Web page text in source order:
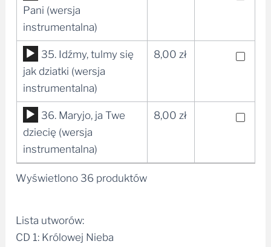
plików
dźwiękowych
Pani (wersja
instrumentalna)
Odtwarzacz
plików
dźwiękowych
35. Idźmy, tulmy się
jak dziatki (wersja
instrumentalna)
8,00 zł
Odtwarzacz
plików
dźwiękowych
36. Maryjo, ja Twe
dziecię (wersja
instrumentalna)
8,00 zł
Wyświetlono 36 produktów
Lista utworów:
CD 1: Królowej Nieba